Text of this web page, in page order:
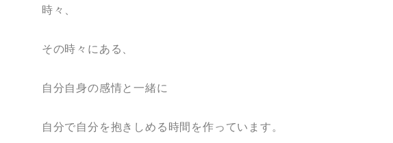
時々、
その時々にある、
自分自身の感情と一緒に
自分で自分を抱きしめる時間を作っています。